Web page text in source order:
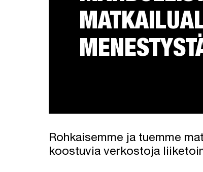
Rohkaisemme ja tuemme
koostuvia verkostoja